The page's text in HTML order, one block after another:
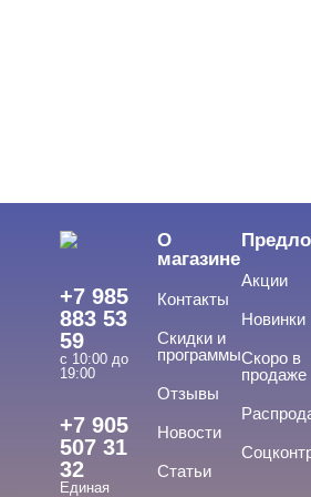
+7 985
883 53
59
с 10:00 до
19:00
+7 905
507 31
32
Единая
О
магазине
Контакты
Скидки и
программы
Отзывы
Новости
Статьи
Акции
Новинки
Скоро в
продаже